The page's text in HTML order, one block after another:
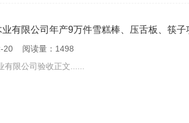
有限公司年产9万件雪糕棒、压舌板、筷
20
阅读量：1498
有限公司验收正文......